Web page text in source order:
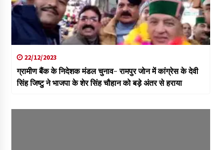
22/12/2023
ग्रामीण बैंक के निदेशक मंडल चुनाव- रामपुर जाेन में कांग्रेस के देवी
सिंह जिष्टु ने भाजपा के शेर सिंह चौहान को बड़े अंतर से हराया